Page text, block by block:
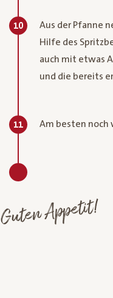
10
Aus der Pfanne
Hilfe des
auch mit etwas
und die bereits
11 Am besten noch
Guten Appetit!